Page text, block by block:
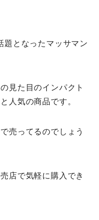
題となったマッサマン
見た目のインパクト
人気の商品です。
売ってるのでしょう
店で気軽に購入でき